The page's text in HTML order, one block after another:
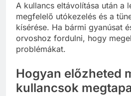
A kullancs eltávolítása után a
megfelelő utókezelés és a
kísérése. Ha bármi gyanúsat
orvoshoz fordulni, hogy
problémákat.
Hogyan előzheted
kullancsok